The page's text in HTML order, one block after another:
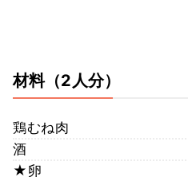
材料（2人分）
鶏むね肉
酒
★卵